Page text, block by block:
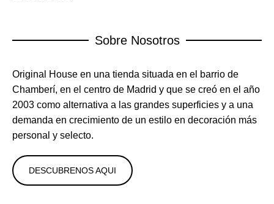
Sobre Nosotros
Original House en una tienda situada en el barrio de
Chamberí, en el centro de Madrid y que se creó en el año
2003 como alternativa a las grandes superficies y a una
demanda en crecimiento de un estilo en decoración más
personal y selecto.
DESCUBRENOS AQUI